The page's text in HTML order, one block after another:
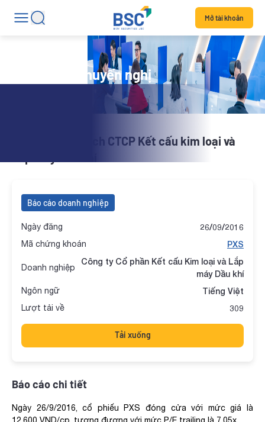
Mở tài khoản
Danh mục khuyến nghị
Báo cáo phân tích CTCP Kết cấu kim loại và
Báo cáo doanh nghiệp
Ngày đăng 26/09/2016
Mã chứng khoán PXS
Doanh nghiệp
Công ty Cổ phần Kết cấu Kim loại và Lắp
máy Dầu khí
Ngôn ngữ Tiếng Việt
Lượt tải về 309
Tải xuống
Báo cáo chi tiết
Ngày 26/9/2016, cổ phiếu PXS đóng cửa với mức giá là